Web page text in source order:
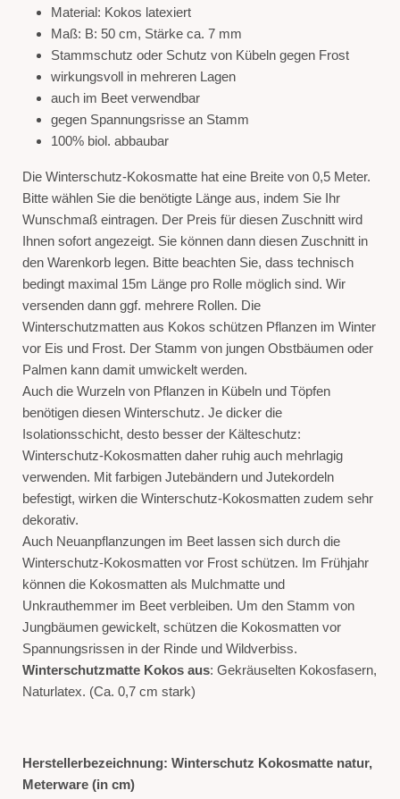
Material: Kokos latexiert
Maß: B: 50 cm, Stärke ca. 7 mm
Stammschutz oder Schutz von Kübeln gegen Frost
wirkungsvoll in mehreren Lagen
auch im Beet verwendbar
gegen Spannungsrisse an Stamm
100% biol. abbaubar
Die Winterschutz-Kokosmatte hat eine Breite von 0,5 Meter.
Bitte wählen Sie die benötigte Länge aus, indem Sie Ihr
Wunschmaß eintragen. Der Preis für diesen Zuschnitt wird
Ihnen sofort angezeigt. Sie können dann diesen Zuschnitt in
den Warenkorb legen. Bitte beachten Sie, dass technisch
bedingt maximal 15m Länge pro Rolle möglich sind. Wir
versenden dann ggf. mehrere Rollen. Die
Winterschutzmatten aus Kokos schützen Pflanzen im Winter
vor Eis und Frost. Der Stamm von jungen Obstbäumen oder
Palmen kann damit umwickelt werden.
Auch die Wurzeln von Pflanzen in Kübeln und Töpfen
benötigen diesen Winterschutz. Je dicker die
Isolationsschicht, desto besser der Kälteschutz:
Winterschutz-Kokosmatten daher ruhig auch mehrlagig
verwenden. Mit farbigen Jutebändern und Jutekordeln
befestigt, wirken die Winterschutz-Kokosmatten zudem sehr
dekorativ.
Auch Neuanpflanzungen im Beet lassen sich durch die
Winterschutz-Kokosmatten vor Frost schützen. Im Frühjahr
können die Kokosmatten als Mulchmatte und
Unkrauthemmer im Beet verbleiben. Um den Stamm von
Jungbäumen gewickelt, schützen die Kokosmatten vor
Spannungsrissen in der Rinde und Wildverbiss.
Winterschutzmatte Kokos aus: Gekräuselten Kokosfasern,
Naturlatex. (Ca. 0,7 cm stark)
Herstellerbezeichnung: Winterschutz Kokosmatte natur,
Meterware (in cm)